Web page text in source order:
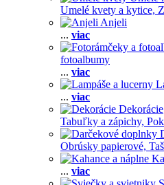
Umelé kvety a kytice,
Anjeli
... viac
fotoalbumy
... viac
... viac
Dekorácie
Tabuľky a zápichy,
Obrúsky papierové,
... viac